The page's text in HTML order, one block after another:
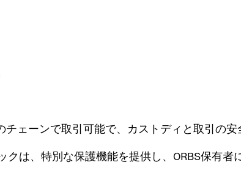
チェーンで取引可能で、カストディと取引の安
クは、特別な保護機能を提供し、ORBS保有者